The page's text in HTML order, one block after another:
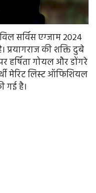
सर्विस एग्‍जाम 2024
प्रयागराज की शक्ति दुबे
हर्षिता गोयल और डोंगरे
मेरिट लिस्‍ट ऑफिशियल
गई है।